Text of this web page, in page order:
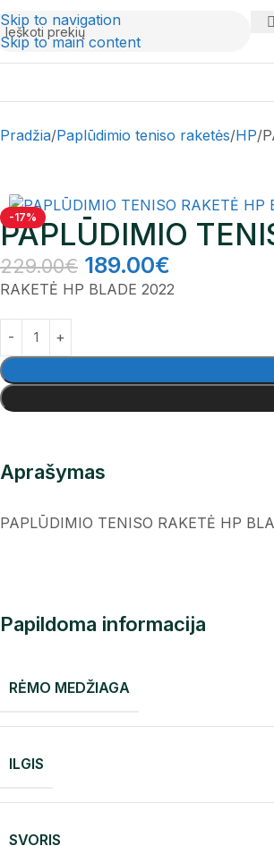
Skip to navigation
Skip to main content
Pradžia Paplūdimio teniso raketės HP
-17%
PAPLŪDIMIO
229.00€ 189.00€
RAKETĖ HP BLADE 2022
Aprašymas
PAPLŪDIMIO TENISO RAKETĖ HP
Papildoma informacija
RĖMO MEDŽIAGA
ILGIS
SVORIS